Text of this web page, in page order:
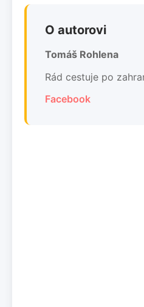
O autorovi
Tomáš Rohlena
Rád cestuje po
Facebook